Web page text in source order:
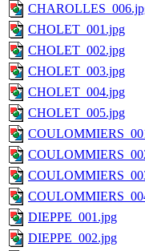
CHOLET_001.jpg
CHOLET_002.jpg
CHOLET_003.jpg
CHOLET_004.jpg
CHOLET_005.jpg
DIEPPE_001.jpg
DIEPPE_002.jpg